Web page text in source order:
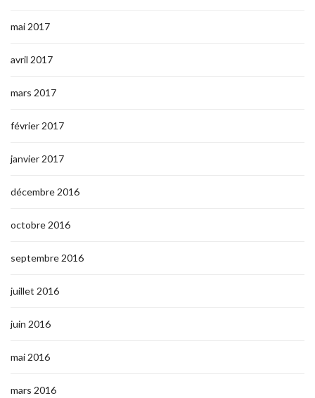
mai 2017
avril 2017
mars 2017
février 2017
janvier 2017
décembre 2016
octobre 2016
septembre 2016
juillet 2016
juin 2016
mai 2016
mars 2016